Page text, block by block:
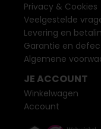
Privacy & Cookies
Veelgestelde
Levering en
Garantie en
Algemene
JE ACCOUNT
Winkelwagen
Account